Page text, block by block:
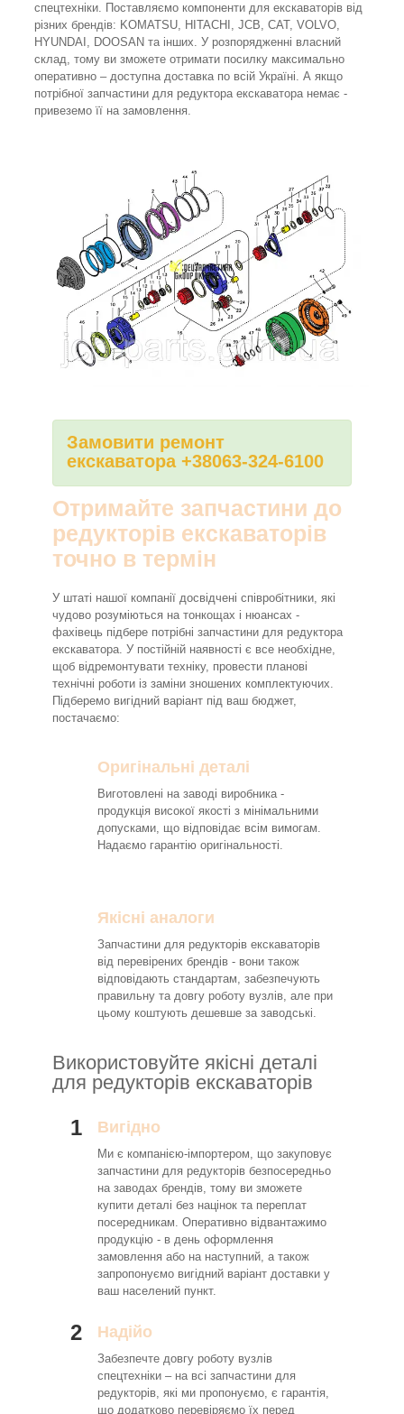
спецтехніки. Поставляємо компоненти для екскаваторів від
різних брендів: KOMATSU, HITACHI, JCB, CAT, VOLVO,
HYUNDAI, DOOSAN та інших. У розпорядженні власний
склад, тому ви зможете отримати посилку максимально
оперативно – доступна доставка по всій Україні. А якщо
потрібної запчастини для редуктора екскаватора немає -
привеземо її на замовлення.
Замовити ремонт
екскаватора +38063-324-6100
Отримайте запчастини до
редукторів екскаваторів
точно в термін
У штаті нашої компанії досвідчені співробітники, які
чудово розуміються на тонкощах і нюансах -
фахівець підбере потрібні запчастини для редуктора
екскаватора. У постійній наявності є все необхідне,
щоб відремонтувати техніку, провести планові
технічні роботи із заміни зношених комплектуючих.
Підберемо вигідний варіант під ваш бюджет,
постачаємо:
Оригінальні деталі
Виготовлені на заводі виробника -
продукція високої якості з мінімальними
допусками, що відповідає всім вимогам.
Надаємо гарантію оригінальності.
Якісні аналоги
Запчастини для редукторів екскаваторів
від перевірених брендів - вони також
відповідають стандартам, забезпечують
правильну та довгу роботу вузлів, але при
цьому коштують дешевше за заводські.
Використовуйте якісні деталі
для редукторів екскаваторів
1 Вигідно
Ми є компанією-імпортером, що закуповує
запчастини для редукторів безпосередньо
на заводах брендів, тому ви зможете
купити деталі без націнок та переплат
посередникам. Оперативно відвантажимо
продукцію - в день оформлення
замовлення або на наступний, а також
запропонуємо вигідний варіант доставки у
ваш населений пункт.
2 Надійо
Забезпечте довгу роботу вузлів
спецтехніки – на всі запчастини для
редукторів, які ми пропонуємо, є гарантія,
що додатково перевіряємо їх перед